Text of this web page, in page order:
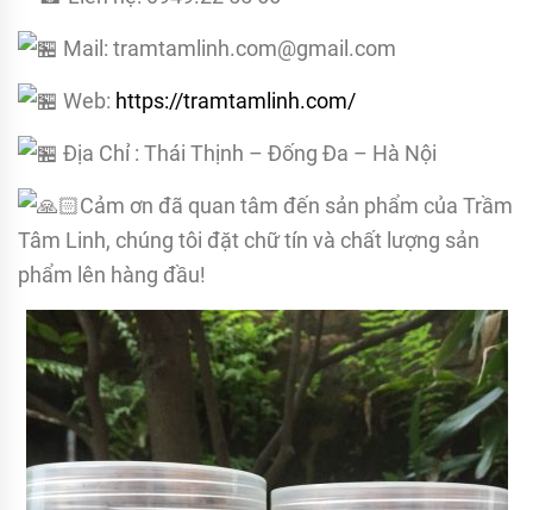
Mail: tramtamlinh.com@gmail.com
Web: https://tramtamlinh.com/
Địa Chỉ : Thái Thịnh – Đống Đa – Hà Nội
Cảm ơn đã quan tâm đến sản phẩm của Trầm
Tâm Linh, chúng tôi đặt chữ tín và chất lượng sản
phẩm lên hàng đầu!